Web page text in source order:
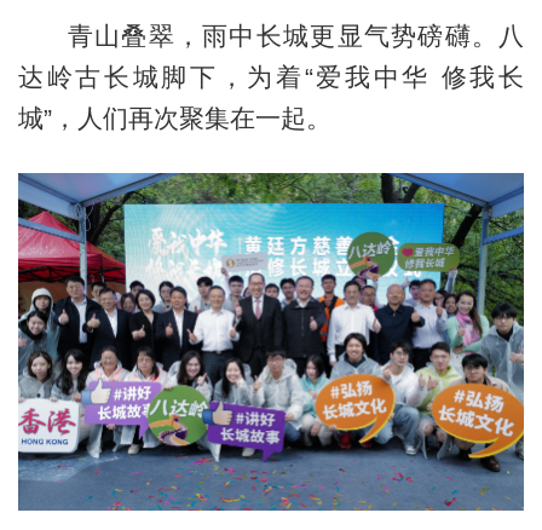
青山叠翠，雨中长城更显气势磅礴。八
达岭古长城脚下，为着“爱我中华 修我长
城”，人们再次聚集在一起。